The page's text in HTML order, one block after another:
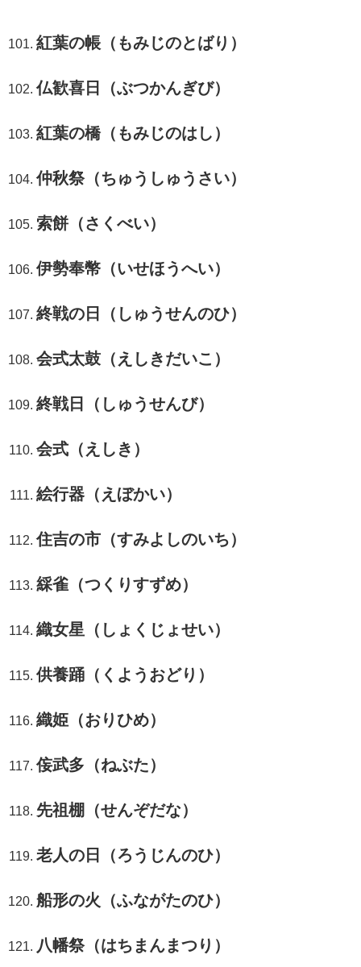
紅葉の帳（もみじのとばり）
仏歓喜日（ぶつかんぎび）
紅葉の橋（もみじのはし）
仲秋祭（ちゅうしゅうさい）
索餅（さくべい）
伊勢奉幣（いせほうへい）
終戦の日（しゅうせんのひ）
会式太鼓（えしきだいこ）
終戦日（しゅうせんび）
会式（えしき）
絵行器（えぼかい）
住吉の市（すみよしのいち）
綵雀（つくりすずめ）
織女星（しょくじょせい）
供養踊（くようおどり）
織姫（おりひめ）
侫武多（ねぶた）
先祖棚（せんぞだな）
老人の日（ろうじんのひ）
船形の火（ふながたのひ）
八幡祭（はちまんまつり）